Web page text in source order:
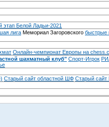
этап Белой Ладьи-2021
лига Мемориал Загоровского быстрые
Онлайн-чемпионат Европы на
шахматный клуб" Спорт-Игрок
Старый сайт областной ШФ Старый сайт